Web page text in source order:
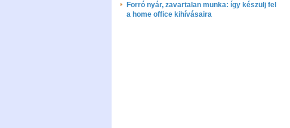
Forró nyár, zavartalan munka: így készülj fel
a home office kihívásaira